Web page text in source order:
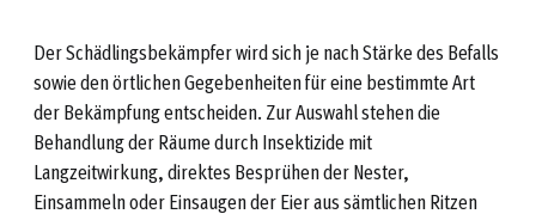
Der Schädlingsbekämpfer wird sich je nach Stärke des Befalls
sowie den örtlichen Gegebenheiten für eine bestimmte Art
der Bekämpfung entscheiden. Zur Auswahl stehen die
Behandlung der Räume durch Insektizide mit
Langzeitwirkung, direktes Besprühen der Nester,
Einsammeln oder Einsaugen der Eier aus sämtlichen Ritzen